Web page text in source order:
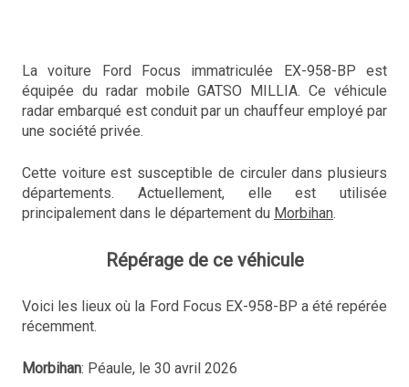
La voiture Ford Focus immatriculée EX-958-BP est
équipée du radar mobile GATSO MILLIA. Ce véhicule
radar embarqué est conduit par un chauffeur employé par
une société privée.
Cette voiture est susceptible de circuler dans plusieurs
départements. Actuellement, elle est utilisée
principalement dans le département du Morbihan.
Répérage de ce véhicule
Voici les lieux où la Ford Focus EX-958-BP a été repérée
récemment.
Morbihan: Péaule, le 30 avril 2026